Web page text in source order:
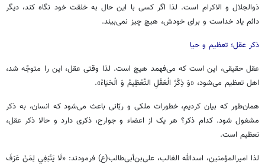
ذوالجلال و الاکرام است. لذا اگر کسی با این حال به خلقت خود نگاه کند، دیگر
دائم یاد خداست و برای خودش، هیچ چیز نمی‌بیند.
ذکر عقل؛ تعظیم و حیا
عقل حقیقی، این است که می‌فهمد هیچ است. لذا وقتی عقل، این را متوجّه شد،
اهل تعظیم می‌شود، «وَ ذِكْرُ الْعَقْلِ التَّعْظِيمُ وَ الْحَيَاءُ».
همان‌طور که بیان کردیم، خطورات ملکی و ربّانی باعث می‌شود که انسان، به ذکر
مشغول شود. کدام ذکر؟ هر یک از اعضاء و جوارح، ذکری دارد و حالا ذکر عقل،
تعظیم است.
لذا امیرالمؤمنین، اسدالله الغالب، علی‌بن‌أبی‌طالب(ع) فرمودند: «لَا يَنْبَغِي‌ لِمَنْ‌ عَرَفَ‌